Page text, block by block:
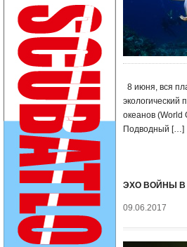
8 июня, вся
океанов (World
Подводный […]
ЭХО ВОЙНЫ
09.06.2017